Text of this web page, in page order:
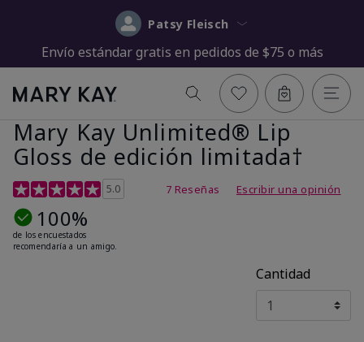
Patsy Fleisch
Envío estándar gratis en pedidos de $75 o más
Mary Kay Unlimited® Lip
Gloss de edición limitada†
Calificación de clientes de 5 de 5
5.0 7 Reseñas Escribir una opinión
100%
de los encuestados
recomendaría a un amigo.
Cantidad